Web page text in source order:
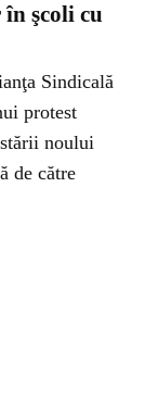
şcoli cu
Sindicală
protest
noului
de către